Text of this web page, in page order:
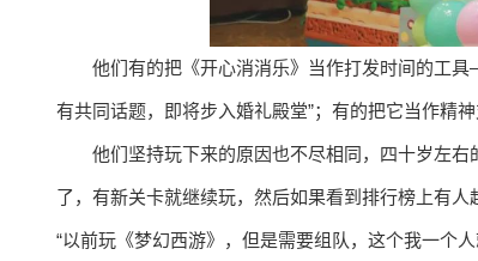
他们有的把《开心消消乐》当作打发时间的工
有共同话题，即将步入婚礼殿堂”；有的把它当作精
他们坚持玩下来的原因也不尽相同，四十岁左
了，有新关卡就继续玩，然后如果看到排行榜上有
“以前玩《梦幻西游》，但是需要组队，这个我一个